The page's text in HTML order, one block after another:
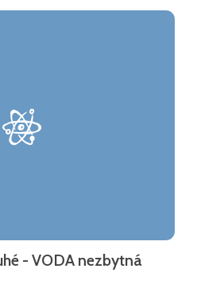
- VODA nezbytná